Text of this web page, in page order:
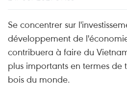
Se concentrer sur
développement de
contribuera à faire du
plus importants en termes de
bois du monde.